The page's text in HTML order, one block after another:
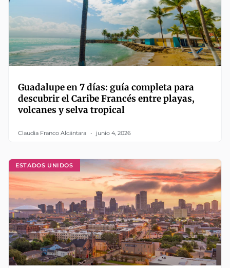
Guadalupe en 7 días: guía completa para
descubrir el Caribe Francés entre playas,
volcanes y selva tropical
Claudia Franco Alcántara junio 4, 2026
ESTADOS UNIDOS